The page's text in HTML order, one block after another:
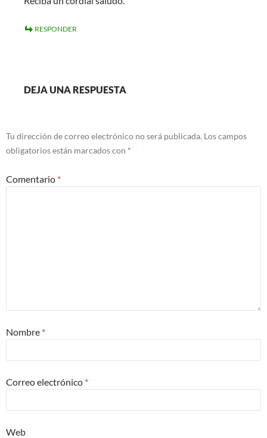
RESPONDER
DEJA UNA RESPUESTA
Tu dirección de correo electrónico no será publicada. Los campos
obligatorios están marcados con *
Comentario *
Nombre *
Correo electrónico *
Web